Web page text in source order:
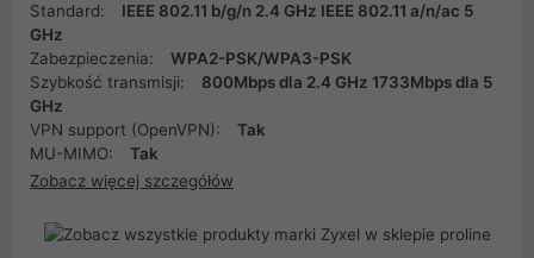
Standard:
IEEE 802.11 b/g/n 2.4 GHz IEEE 802.11 a/n/ac 5
GHz
Zabezpieczenia:
WPA2-PSK/WPA3-PSK
Szybkość transmisji:
800Mbps dla 2.4 GHz 1733Mbps dla 5
GHz
VPN support (OpenVPN):
Tak
MU-MIMO:
Tak
Zobacz więcej szczegółów